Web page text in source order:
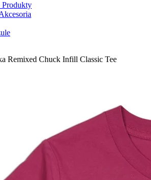
Produkty
Remixed Chuck Infill Classic Tee